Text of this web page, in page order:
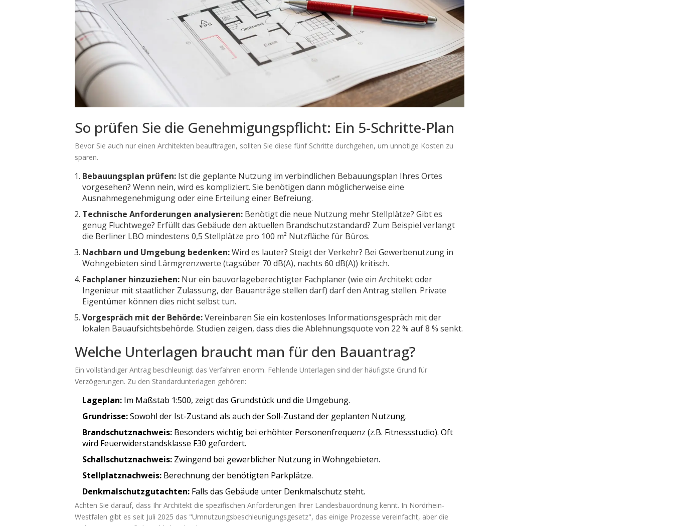
So prüfen Sie die Genehmigungspflicht: Ein 5-Schritte-Plan
Bevor Sie auch nur einen Architekten beauftragen, sollten Sie diese fünf Schritte durchgehen, um unnötige Kosten zu
sparen.
Bebauungsplan prüfen: Ist die geplante Nutzung im verbindlichen Bebauungsplan Ihres Ortes
vorgesehen? Wenn nein, wird es kompliziert. Sie benötigen dann möglicherweise eine
Ausnahmegenehmigung oder eine Erteilung einer Befreiung.
Technische Anforderungen analysieren: Benötigt die neue Nutzung mehr Stellplätze? Gibt es
genug Fluchtwege? Erfüllt das Gebäude den aktuellen Brandschutzstandard? Zum Beispiel verlangt
die Berliner LBO mindestens 0,5 Stellplätze pro 100 m² Nutzfläche für Büros.
Nachbarn und Umgebung bedenken:Wird es lauter? Steigt der Verkehr? Bei Gewerbenutzung in
Wohngebieten sind Lärmgrenzwerte (tagsüber 70 dB(A), nachts 60 dB(A)) kritisch.
Fachplaner hinzuziehen: Nur ein bauvorlageberechtigter Fachplaner(wieein Architekt oder
Ingenieur mit staatlicher Zulassung, der Bauanträge stellen darf) darf den Antrag stellen. Private
Eigentümer können dies nicht selbst tun.
Vorgespräch mit der Behörde:Vereinbaren Sie ein kostenloses Informationsgespräch mit der
lokalen Bauaufsichtsbehörde. Studien zeigen, dass dies die Ablehnungsquote von 22 % auf 8 % senkt.
Welche Unterlagen braucht man für den Bauantrag?
Ein vollständiger Antrag beschleunigt das Verfahren enorm. Fehlende Unterlagen sind der häufigste Grund für
Verzögerungen. Zu den Standardunterlagen gehören:
Lageplan: Im Maßstab 1:500, zeigt das Grundstück und die Umgebung.
Grundrisse:Sowohl der Ist-Zustand als auch der Soll-Zustand der geplanten Nutzung.
Brandschutznachweis: Besonders wichtig bei erhöhter Personenfrequenz (z.B. Fitnessstudio). Oft
wird Feuerwiderstandsklasse F30 gefordert.
Schallschutznachweis: Zwingend bei gewerblicher Nutzung in Wohngebieten.
Stellplatznachweis: Berechnung der benötigten Parkplätze.
Denkmalschutzgutachten: Falls das Gebäude unter Denkmalschutz steht.
Achten Sie darauf, dass Ihr Architekt die spezifischen Anforderungen Ihrer Landesbauordnung kennt. In Nordrhein-
Westfalen gibt es seit Juli 2025 das "Umnutzungsbeschleunigungsgesetz", das einige Prozesse vereinfacht, aber die